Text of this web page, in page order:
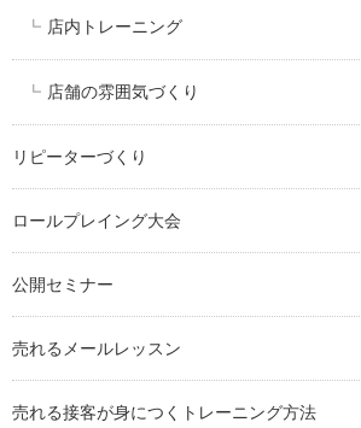
店内トレーニング
店舗の雰囲気づくり
リピーターづくり
ロールプレイング大会
公開セミナー
売れるメールレッスン
売れる接客が身につくトレーニング方法